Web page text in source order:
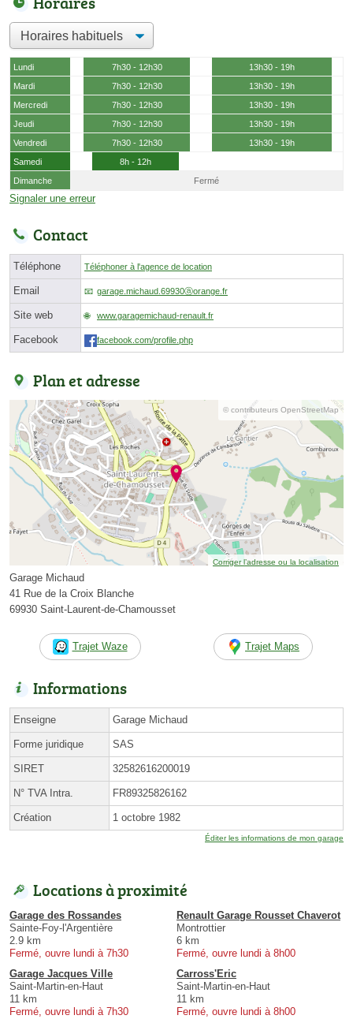
Lundi 7h30 - 12h30
13h30 - 19h
Mardi
7h30 - 12h30
13h30 - 19h
Mercredi
7h30 - 12h30
13h30 - 19h
Jeudi
7h30 - 12h30
13h30 - 19h
Vendredi
7h30 - 12h30
13h30 - 19h
Samedi
8h - 12h
Dimanche
Fermé
Signaler une erreur
Contact
Téléphone Téléphoner à l'agence de location
Email garage.michaud.69930ⓐorange.fr
Site web www.garagemichaud-renault.fr
Facebook facebook.com/profile.php
Plan et adresse
© contributeurs OpenStreetMap
Corriger l’adresse ou la localisation
Garage Michaud
41 Rue de la Croix Blanche
69930 Saint-Laurent-de-Chamousset
Trajet Waze Trajet Maps
Informations
Enseigne Garage Michaud
Forme juridique SAS
SIRET 32582616200019
N° TVA Intra. FR89325826162
Création 1 octobre 1982
Éditer les informations de mon garage
Locations à proximité
Garage des Rossandes
Sainte-Foy-l'Argentière
2.9 km
Fermé, ouvre lundi à 7h30
Renault Garage Rousset Chaverot
Montrottier
6 km
Fermé, ouvre lundi à 8h00
Garage Jacques Ville
Saint-Martin-en-Haut
11 km
Fermé, ouvre lundi à 7h30
Carross'Eric
Saint-Martin-en-Haut
11 km
Fermé, ouvre lundi à 8h00